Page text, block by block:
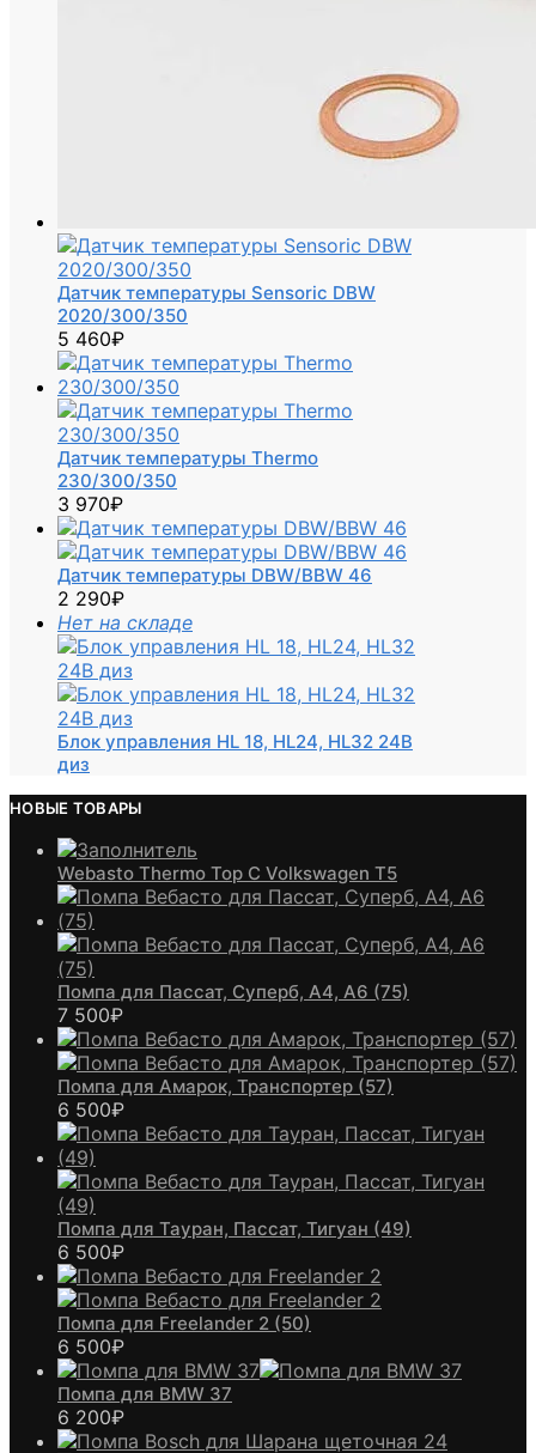
Датчик температуры Sensoric DBW
2020/300/350
5 460₽
Датчик температуры Thermo
230/300/350
3 970₽
Датчик температуры DBW/BBW 46
2 290₽
Нет на складе
Блок управления HL 18, HL24, HL32 24В
диз
НОВЫЕ ТОВАРЫ
Webasto Thermo Top C Volkswagen T5
Помпа для Пассат, Суперб, А4, А6 (75)
7 500₽
Помпа для Амарок, Транспортер (57)
6 500₽
Помпа для Тауран, Пассат, Тигуан (49)
6 500₽
Помпа для Freelander 2 (50)
6 500₽
Помпа для BMW 37
6 200₽